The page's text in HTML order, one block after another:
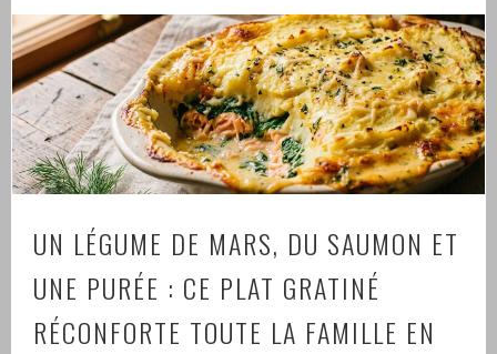
UN LÉGUME DE MARS, DU SAUMON ET
UNE PURÉE : CE PLAT GRATINÉ
RÉCONFORTE TOUTE LA FAMILLE EN